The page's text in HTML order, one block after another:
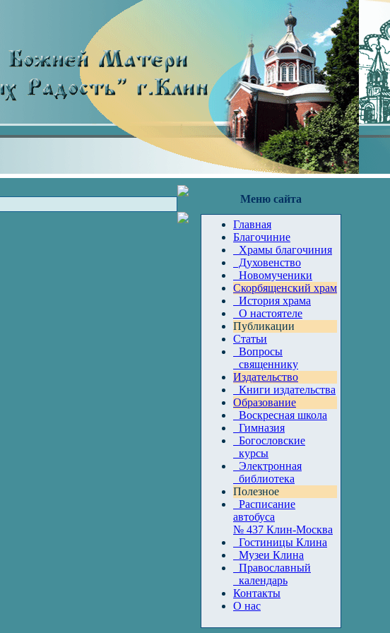
Меню сайта
Главная
Благочиние
Храмы благочиния
Духовенство
Новомученики
Скорбященский храм
История храма
О настоятеле
Публикации
Статьи
Вопросы
священнику
Издательство
Книги издательства
Образование
Воскресная школа
Гимназия
Богословские
курсы
Электронная
библиотека
Полезное
Расписание
автобуса
№ 437 Клин-Москва
Гостиницы Клина
Музеи Клина
Православный
календарь
Контакты
О нас